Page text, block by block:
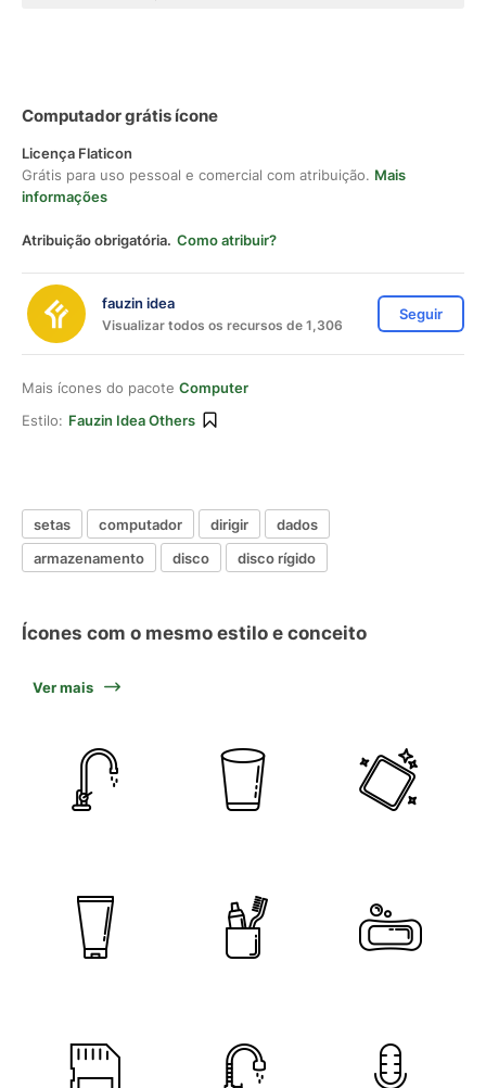
Computador grátis ícone
Licença Flaticon
Grátis para uso pessoal e comercial com atribuição. Mais
informações
Atribuição obrigatória. Como atribuir?
fauzin idea
Visualizar todos os recursos de 1,306
Seguir
Mais ícones do pacote Computer
Estilo: Fauzin Idea Others
setas computador dirigir
dados
armazenamento
disco disco rígido
Ícones com o mesmo estilo e conceito
Ver mais